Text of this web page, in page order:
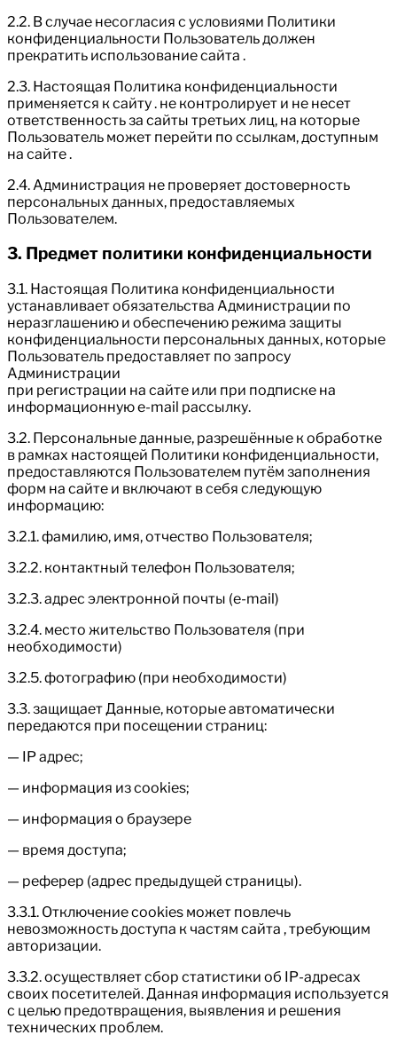
2.2. В случае несогласия с условиями Политики
конфиденциальности Пользователь должен
прекратить использование сайта .
2.3. Настоящая Политика конфиденциальности
применяется к сайту . не контролирует и не несет
ответственность за сайты третьих лиц, на которые
Пользователь может перейти по ссылкам, доступным
на сайте .
2.4. Администрация не проверяет достоверность
персональных данных, предоставляемых
Пользователем.
3. Предмет политики конфиденциальности
3.1. Настоящая Политика конфиденциальности
устанавливает обязательства Администрации по
неразглашению и обеспечению режима защиты
конфиденциальности персональных данных, которые
Пользователь предоставляет по запросу
Администрации
при регистрации на сайте или при подписке на
информационную e-mail рассылку.
3.2. Персональные данные, разрешённые к обработке
в рамках настоящей Политики конфиденциальности,
предоставляются Пользователем путём заполнения
форм на сайте и включают в себя следующую
информацию:
3.2.1. фамилию, имя, отчество Пользователя;
3.2.2. контактный телефон Пользователя;
3.2.3. адрес электронной почты (e-mail)
3.2.4. место жительство Пользователя (при
необходимости)
3.2.5. фотографию (при необходимости)
3.3. защищает Данные, которые автоматически
передаются при посещении страниц:
— IP адрес;
— информация из cookies;
— информация о браузере
— время доступа;
— реферер (адрес предыдущей страницы).
3.3.1. Отключение cookies может повлечь
невозможность доступа к частям сайта , требующим
авторизации.
3.3.2. осуществляет сбор статистики об IP-адресах
своих посетителей. Данная информация используется
с целью предотвращения, выявления и решения
технических проблем.